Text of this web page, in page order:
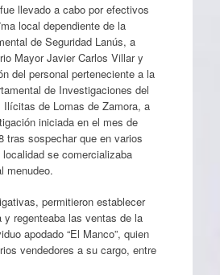
llevado a cabo por efectivos
local dependiente de la
de Seguridad Lanús, a
Mayor Javier Carlos Villar y
del personal perteneciente a la
de Investigaciones del
Ilícitas de Lomas de Zamora, a
iniciada en el mes de
tras sospechar que en varios
se comercializaba
menudeo.
permitieron establecer
y regenteaba las ventas de la
apodado “El Manco”, quien
vendedores a su cargo, entre